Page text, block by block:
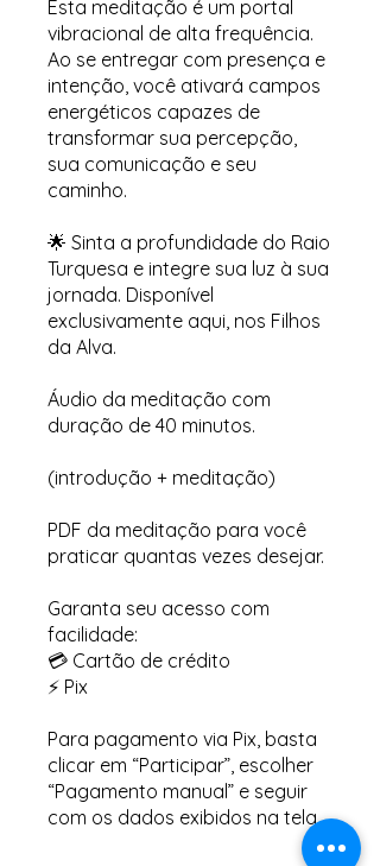
Esta meditação é um portal
vibracional de alta frequência.
Ao se entregar com presença e
intenção, você ativará campos
energéticos capazes de
transformar sua percepção,
sua comunicação e seu
caminho.
🌟 Sinta a profundidade do Raio
Turquesa e integre sua luz à sua
jornada. Disponível
exclusivamente aqui, nos Filhos
da Alva.
Áudio da meditação com
duração de 40 minutos.
(introdução + meditação)
PDF da meditação para você
praticar quantas vezes desejar.
Garanta seu acesso com
facilidade:
💳 Cartão de crédito
⚡ Pix
Para pagamento via Pix, basta
clicar em “Participar”, escolher
“Pagamento manual” e seguir
com os dados exibidos na tela.